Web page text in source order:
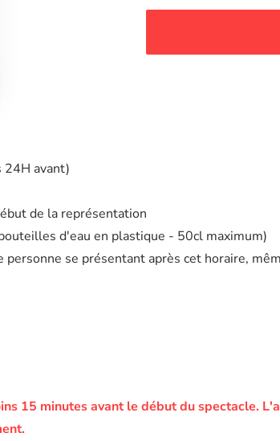
24H avant)
de la représentation
d'eau en plastique - 50cl maximum)
se présentant après cet horaire,
15 minutes avant le début du spectacle.